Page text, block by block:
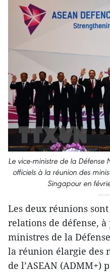
Le vice-ministre de la Défense
officiels à la réunion des
Singapour en
Les deux réunions
relations de défense,
ministres de la
la réunion élargie des
de l’ASEAN (ADMM+)